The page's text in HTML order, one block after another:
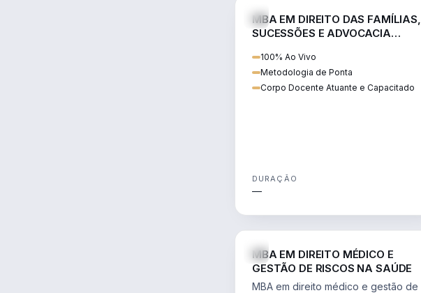
MBA EM DIREITO DAS FAMÍLIAS,
SUCESSÕES E ADVOCACIA
100% Ao Vivo
Metodologia de Ponta
Corpo Docente Atuante e Capacitado
DURAÇÃO
—
MBA EM DIREITO MÉDICO E
GESTÃO DE RISCOS NA SAÚDE
MBA em direito médico e gestão de